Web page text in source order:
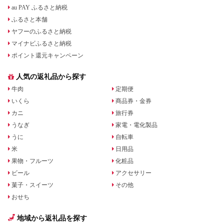
au PAY ふるさと納税
ふるさと本舗
ヤフーのふるさと納税
マイナビふるさと納税
ポイント還元キャンペーン
人気の返礼品から探す
牛肉
いくら
カニ
うなぎ
うに
米
果物・フルーツ
ビール
菓子・スイーツ
おせち
定期便
商品券・金券
旅行券
家電・電化製品
自転車
日用品
化粧品
アクセサリー
その他
地域から返礼品を探す